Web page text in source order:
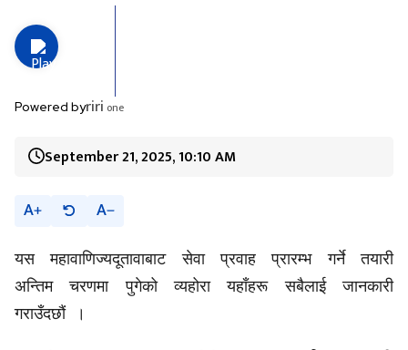
Powered byriri one
September 21, 2025, 10:10 AM
A A
यस महावाणिज्यदूतावाबाट सेवा प्रवाह प्रारम्भ गर्ने तयारी
अन्तिम चरणमा पुगेको व्यहोरा यहाँहरू सबैलाई जानकारी
गराउँदछौं ।